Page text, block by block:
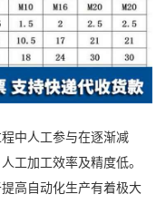
中人工参与在逐渐减
工加工效率及精度低。
高自动化生产有着极大